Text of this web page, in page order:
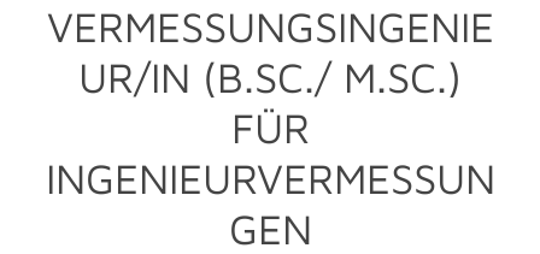
VERMESSUNGSINGENIE
UR/IN (B.SC./ M.SC.)
FÜR
INGENIEURVERMESSUN
GEN